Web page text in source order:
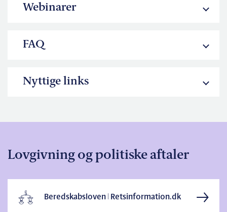
Webinarer
FAQ
Nyttige links
Lovgivning og politiske aftaler
Beredskabsloven | Retsinformation.dk